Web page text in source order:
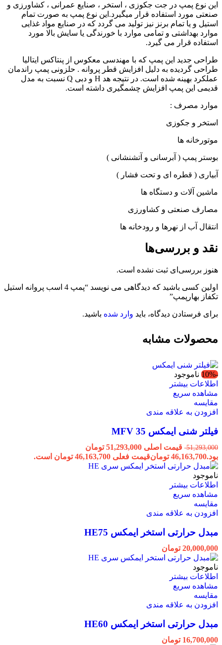
این نوع پمپ در جت جکوزی ، استخر ، صنایع عمرانی ، کشاورزی و
صنعتی مورد استفاده قرار میگیرد.این نوع پمپ به صورت تمام
استیل و یا تمام برنز نیز تولید می گردد که در صنایع مواد غذایی
موارد بهداشتی و تمامی موارد با خورندگی یا سایش بالا مورد
استفاده قرار می گیرد.
طراحی جدید این پمپ که با مهندسی معکوس از پنتاکس ایتالیا
طراحی گردیده به دلیل افزایش قطر پروانه . حلزونی پمپ راندمان
عملکرد بهینه شده است. در نتیجه هد H و دبی Q نسبت به مدل
قدیمی این پمپ افزایش چشمگیری داشته است.
موارد مصرف :
استخر و جکوزی
موتورخانه ها
بوستر پمپ ( آبرسانی و آتشنشانی )
آبیاری ( قطره ای و تحت فشار )
ماشین آلات و دستگاه ها
مصارف صنعتی و کشاورزی
انتقال آب از نهرها و رودخانه ها
نقد و بررسی‌ها
هنوز بررسی‌ای ثبت نشده است.
اولین کسی باشید که دیدگاهی می نویسد “پمپ 4 اسب پروانه استیل
تکفاز بهارپمپ”
برای فرستادن دیدگاه، باید وارد شده باشید.
محصولات مشابه
-10%
ناموجود
اطلاعات بیشتر
مشاهده سریع
مقایسه
افزودن به علاقه مندی
فیلتر شنی ایمکس MFV 35
51,293,000
قیمت اصلی 51,293,000 تومان
بود.46,163,700 تومانقیمت فعلی 46,163,700 تومان است.
ناموجود
اطلاعات بیشتر
مشاهده سریع
مقایسه
افزودن به علاقه مندی
مبدل حرارتی استخر ایمکس HE75
20,000,000 تومان
ناموجود
اطلاعات بیشتر
مشاهده سریع
مقایسه
افزودن به علاقه مندی
مبدل حرارتی استخر ایمکس HE60
16,700,000 تومان